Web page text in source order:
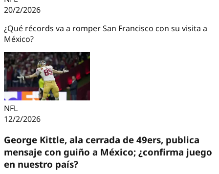
20/2/2026
¿Qué récords va a romper San Francisco con su visita a
México?
NFL
12/2/2026
George Kittle, ala cerrada de 49ers, publica
mensaje con guiño a México; ¿confirma juego
en nuestro país?